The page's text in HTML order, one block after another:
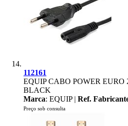
112161
EQUIP CABO POWER EURO
BLACK
Marca: EQUIP | Ref.
Preço sob consulta